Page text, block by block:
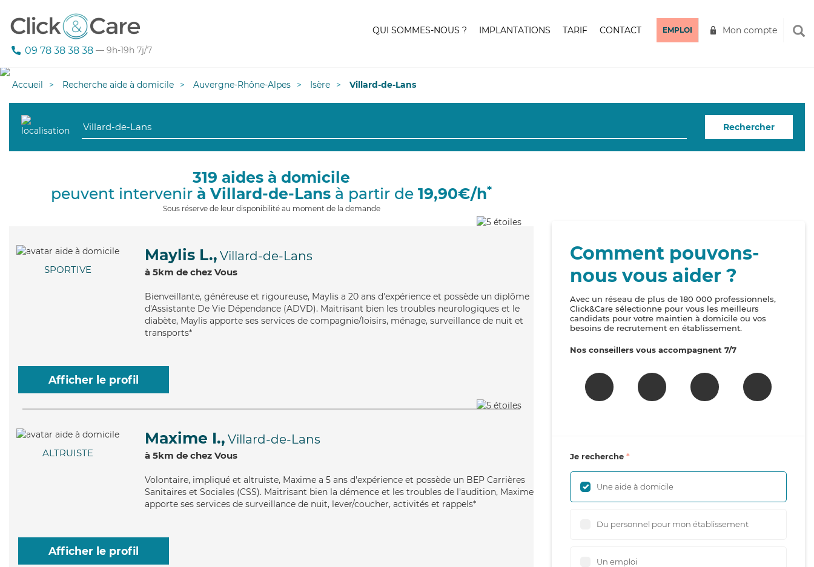
09 78 38 38 38 — 9h-19h 7j/7
QUI SOMMES-NOUS ? IMPLANTATIONS TARIF CONTACT EMPLOI Mon compte
Accueil Recherche aide à domicile Auvergne-Rhône-Alpes Isère Villard-de-Lans
Rechercher
319 aides à domicile
peuvent intervenir à Villard-de-Lans à partir de 19,90€/h*
Sous réserve de leur disponibilité au moment de la demande
SPORTIVE
Maylis L., Villard-de-Lans
à 5km de chez Vous
Bienveillante, généreuse et rigoureuse, Maylis a 20 ans d'expérience et possède un diplôme
d'Assistante De Vie Dépendance (ADVD). Maitrisant bien les troubles neurologiques et le
diabète, Maylis apporte ses services de compagnie/loisirs, ménage, surveillance de nuit et
transports*
Afficher le profil
ALTRUISTE
Maxime I., Villard-de-Lans
à 5km de chez Vous
Volontaire, impliqué et altruiste, Maxime a 5 ans d'expérience et possède un BEP Carrières
Sanitaires et Sociales (CSS). Maitrisant bien la démence et les troubles de l'audition, Maxime
apporte ses services de surveillance de nuit, lever/coucher, activités et rappels*
Afficher le profil
Comment pouvons-
nous vous aider ?
Avec un réseau de plus de 180 000 professionnels,
Click&Care sélectionne pour vous les meilleurs
candidats pour votre maintien à domicile ou vos
besoins de recrutement en établissement.
Nos conseillers vous accompagnent 7/7
Je recherche
Une aide à domicile
Du personnel pour mon établissement
Un emploi